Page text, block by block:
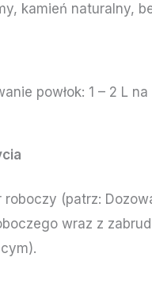
kamień naturalny,
powłok: 1 – 2 L
(patrz:
wraz z